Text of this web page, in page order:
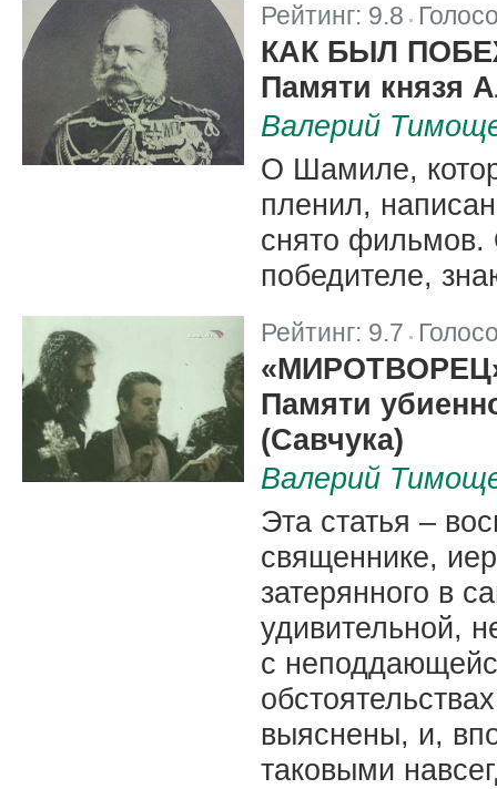
Рейтинг: 9.8
КАК БЫЛ
Памяти князя
Валерий
О Шамиле,
пленил,
снято фильмов.
победителе,
Рейтинг: 9.7
Памяти
(Савчука)
Валерий
Эта статья –
священнике,
затерянного в
удивительной,
с
выяснены, и,
таковыми